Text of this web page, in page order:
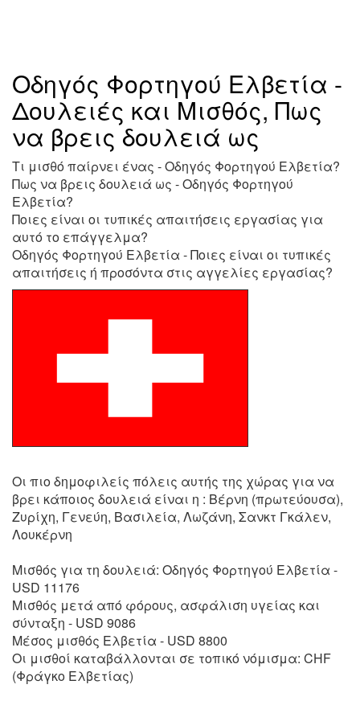
Οδηγός Φορτηγού Ελβετία -
Δουλειές και Μισθός, Πως
να βρεις δουλειά ως
Τι μισθό παίρνει ένας - Οδηγός Φορτηγού Ελβετία?
Πως να βρεις δουλειά ως - Οδηγός Φορτηγού
Ελβετία?
Ποιες είναι οι τυπικές απαιτήσεις εργασίας για
αυτό το επάγγελμα?
Οδηγός Φορτηγού Ελβετία - Ποιες είναι οι τυπικές
απαιτήσεις ή προσόντα στις αγγελίες εργασίας?
Οι πιο δημοφιλείς πόλεις αυτής της χώρας για να
βρει κάποιος δουλειά είναι η : Βέρνη (πρωτεύουσα),
Ζυρίχη, Γενεύη, Βασιλεία, Λωζάνη, Σανκτ Γκάλεν,
Λουκέρνη
Μισθός για τη δουλειά: Οδηγός Φορτηγού Ελβετία -
USD 11176
Μισθός μετά από φόρους, ασφάλιση υγείας και
σύνταξη - USD 9086
Μέσος μισθός Ελβετία - USD 8800
Οι μισθοί καταβάλλονται σε τοπικό νόμισμα: CHF
(Φράγκο Ελβετίας)